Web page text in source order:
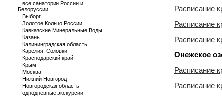
все санатории России и
Белоруссии
Выборг
Золотое Кольцо России
Кавказские Минеральные Воды
Казань
Калининградская область
Карелия, Соловки
Краснодарский край
Крым
Москва
Нижний Новгород
Новгородская область
однодневные экскурсии
Расписание
Расписание
Расписание
Онежское
Расписание
Расписание